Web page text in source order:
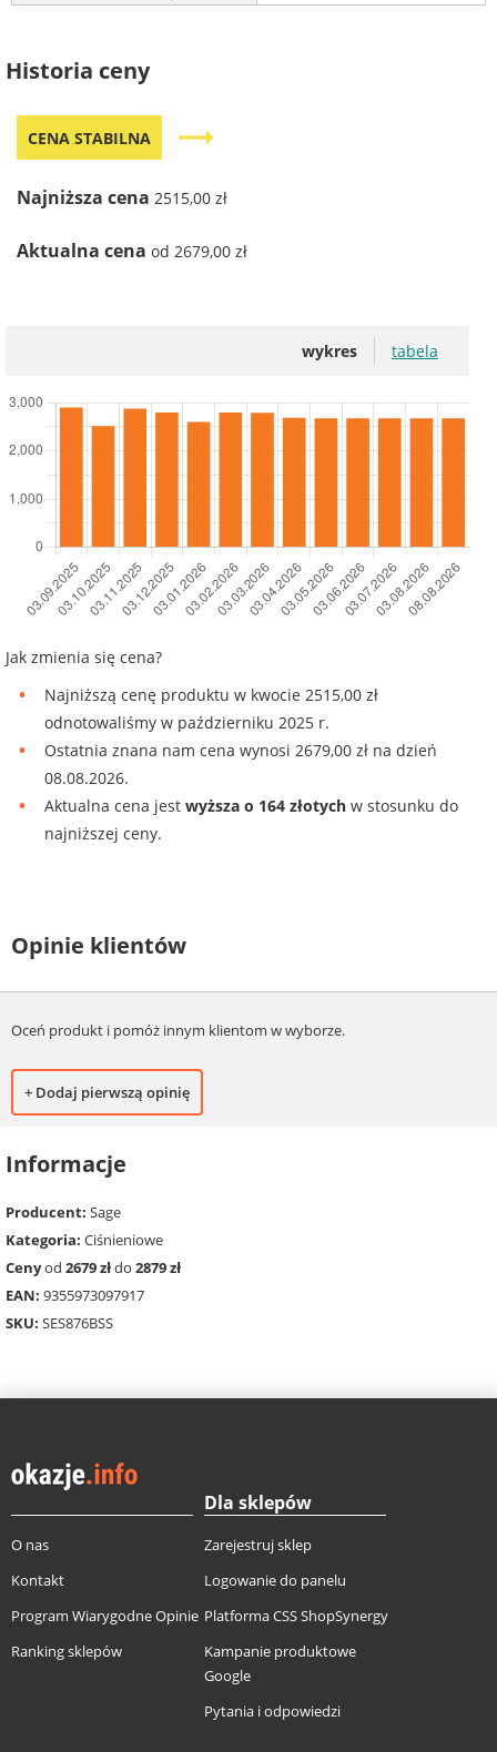
Historia ceny
CENA STABILNA trending_flat
Najniższa cena 2515,00 zł
Aktualna cena od 2679,00 zł
wykres tabela
Jak zmienia się cena?
Najniższą cenę produktu w kwocie 2515,00 zł
odnotowaliśmy w październiku 2025 r.
Ostatnia znana nam cena wynosi 2679,00 zł na dzień
08.08.2026.
Aktualna cena jest wyższa o 164 złotych w stosunku do
najniższej ceny.
Opinie klientów
Oceń produkt i pomóż innym klientom w wyborze.
+ Dodaj pierwszą opinię
Informacje
Producent: Sage
Kategoria: Ciśnieniowe
Cenyod 2679 złdo 2879 zł
EAN: 9355973097917
SKU: SES876BSS
O nas
Kontakt
Program Wiarygodne Opinie
Ranking sklepów
Dla sklepów
Zarejestruj sklep
Logowanie do panelu
Platforma CSS ShopSynergy
Kampanie produktowe
Google
Pytania i odpowiedzi